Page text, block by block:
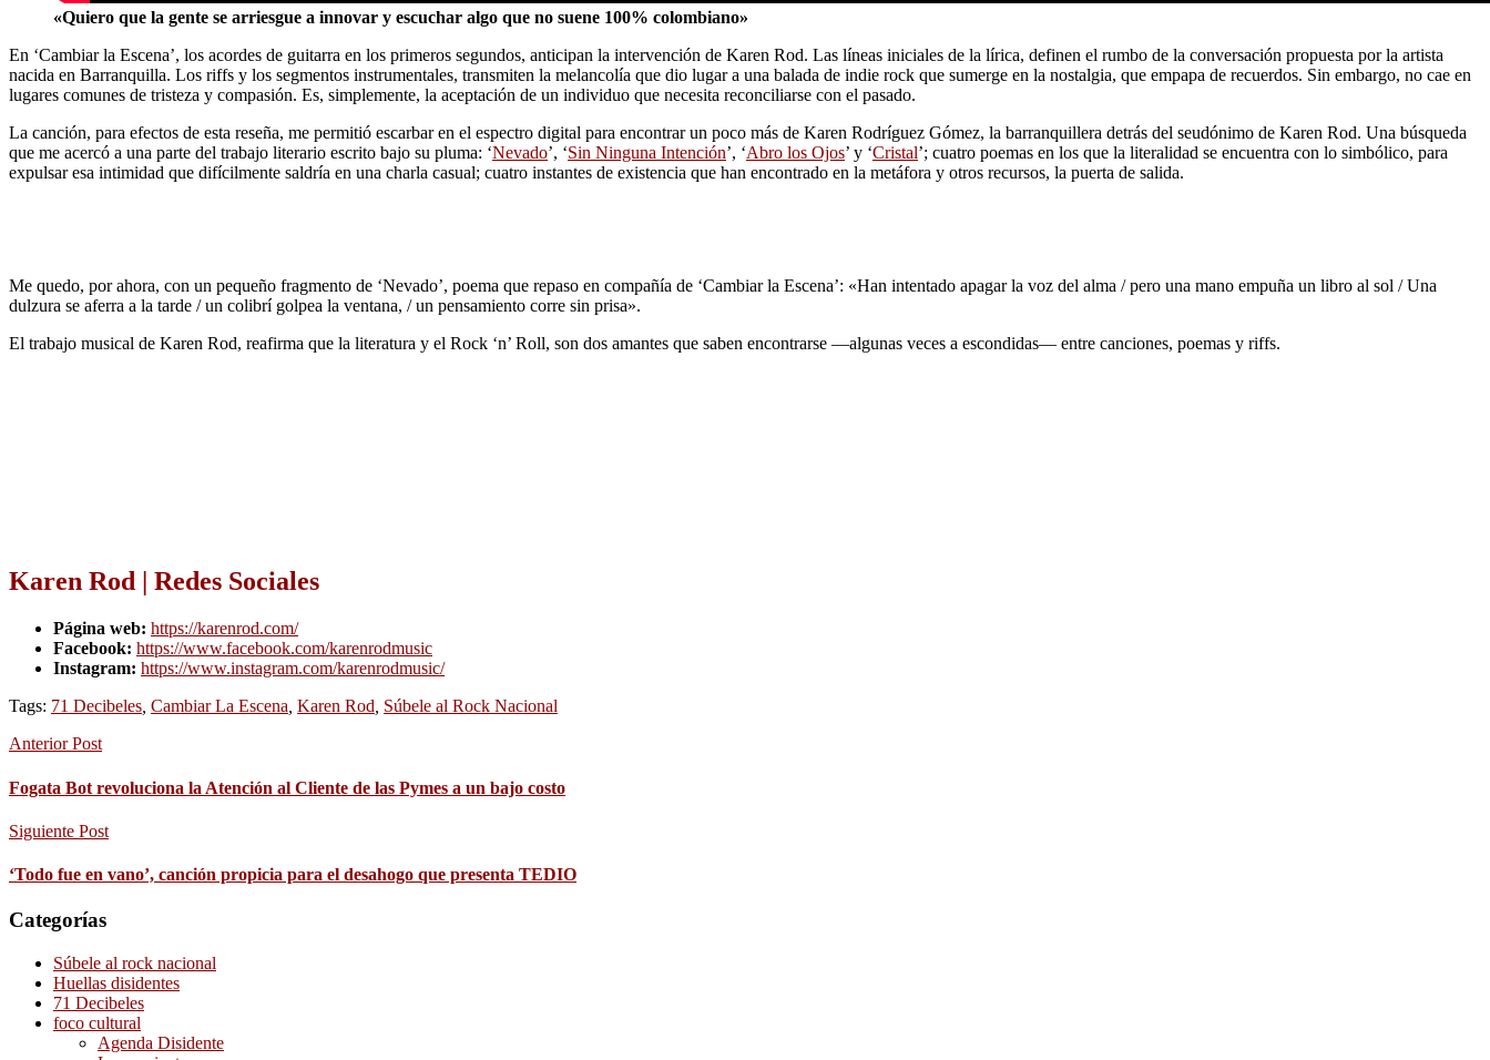
«Quiero que la gente se arriesgue a innovar y escuchar algo que no suene 100% colombiano»
En ‘Cambiar la Escena’, los acordes de guitarra en los primeros segundos, anticipan la intervención de Karen Rod. Las líneas iniciales de la lírica, definen el rumbo de la conversación propuesta por la artista
nacida en Barranquilla. Los riffs y los segmentos instrumentales, transmiten la melancolía que dio lugar a una balada de indie rock que sumerge en la nostalgia, que empapa de recuerdos. Sin embargo, no cae en
lugares comunes de tristeza y compasión. Es, simplemente, la aceptación de un individuo que necesita reconciliarse con el pasado.
La canción, para efectos de esta reseña, me permitió escarbar en el espectro digital para encontrar un poco más de Karen Rodríguez Gómez, la barranquillera detrás del seudónimo de Karen Rod. Una búsqueda
que me acercó a una parte del trabajo literario escrito bajo su pluma: ‘Nevado’, ‘Sin Ninguna Intención’, ‘Abro los Ojos’ y ‘Cristal’; cuatro poemas en los que la literalidad se encuentra con lo simbólico, para
expulsar esa intimidad que difícilmente saldría en una charla casual; cuatro instantes de existencia que han encontrado en la metáfora y otros recursos, la puerta de salida.
Me quedo, por ahora, con un pequeño fragmento de ‘Nevado’, poema que repaso en compañía de ‘Cambiar la Escena’: «Han intentado apagar la voz del alma / pero una mano empuña un libro al sol / Una
dulzura se aferra a la tarde / un colibrí golpea la ventana, / un pensamiento corre sin prisa».
El trabajo musical de Karen Rod, reafirma que la literatura y el Rock ‘n’ Roll, son dos amantes que saben encontrarse ―algunas veces a escondidas― entre canciones, poemas y riffs.
Karen Rod | Redes Sociales
Página web: https://karenrod.com/
Facebook: https://www.facebook.com/karenrodmusic
Instagram: https://www.instagram.com/karenrodmusic/
Tags: 71 Decibeles Cambiar La Escena Karen Rod Súbele al Rock Nacional
Anterior Post
Fogata Bot revoluciona la Atención al Cliente de las Pymes a un bajo costo
Siguiente Post
‘Todo fue en vano’, canción propicia para el desahogo que presenta TEDIO
Categorías
Súbele al rock nacional
Huellas disidentes
71 Decibeles
foco cultural
Agenda Disidente